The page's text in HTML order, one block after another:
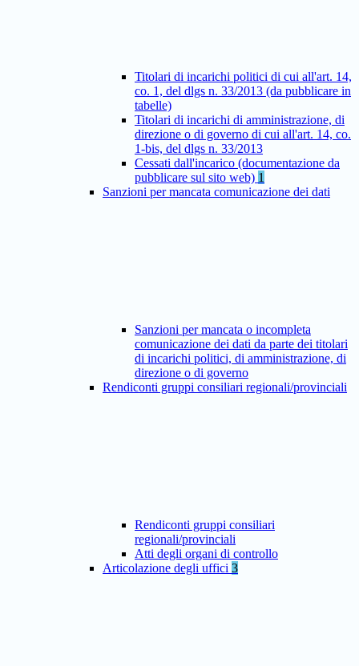
Titolari di incarichi politici di cui all'art. 14,
co. 1, del dlgs n. 33/2013 (da pubblicare in
tabelle)
Titolari di incarichi di amministrazione, di
direzione o di governo di cui all'art. 14, co.
1-bis, del dlgs n. 33/2013
Cessati dall'incarico (documentazione da
pubblicare sul sito web) 1
Sanzioni per mancata comunicazione dei dati
Sanzioni per mancata o incompleta
comunicazione dei dati da parte dei titolari
di incarichi politici, di amministrazione, di
direzione o di governo
Rendiconti gruppi consiliari regionali/provinciali
Rendiconti gruppi consiliari
regionali/provinciali
Atti degli organi di controllo
Articolazione degli uffici 3